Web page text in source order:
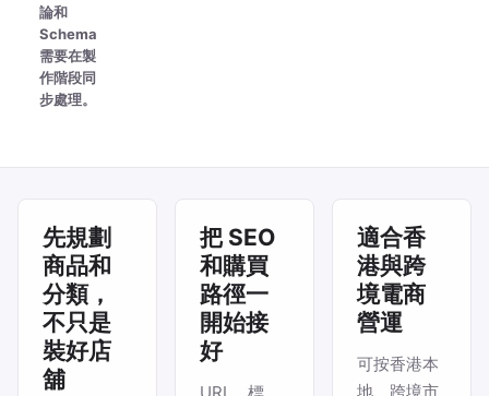
論和
Schema
需要在製
作階段同
步處理。
先規劃
商品和
分類，
不只是
裝好店
舖
把 SEO
和購買
路徑一
開始接
好
適合香
港與跨
境電商
營運
可按香港本
地、跨境市